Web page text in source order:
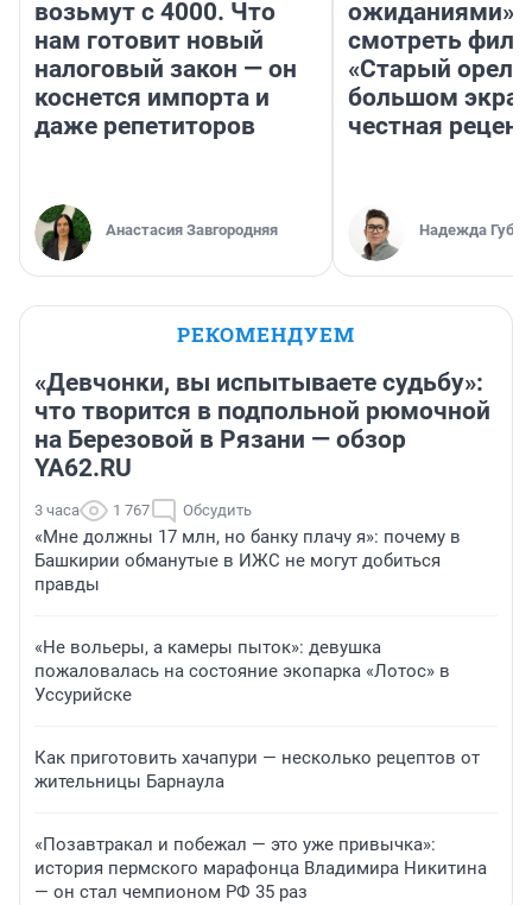
возьмут с 4000. Что
нам готовит новый
налоговый закон — он
коснется импорта и
даже репетиторов
Анастасия Завгородняя
ожиданиями»:
смотреть
«Старый орел»
большом
честная
Надежда
РЕКОМЕНДУЕМ
«Девчонки, вы испытываете судьбу»:
что творится в подпольной рюмочной
на Березовой в Рязани — обзор
YA62.RU
3 часа 1 767 Обсудить
«Мне должны 17 млн, но банку плачу я»: почему в
Башкирии обманутые в ИЖС не могут добиться
правды
«Не вольеры, а камеры пыток»: девушка
пожаловалась на состояние экопарка «Лотос» в
Уссурийске
Как приготовить хачапури — несколько рецептов от
жительницы Барнаула
«Позавтракал и побежал — это уже привычка»:
история пермского марафонца Владимира Никитина
— он стал чемпионом РФ 35 раз